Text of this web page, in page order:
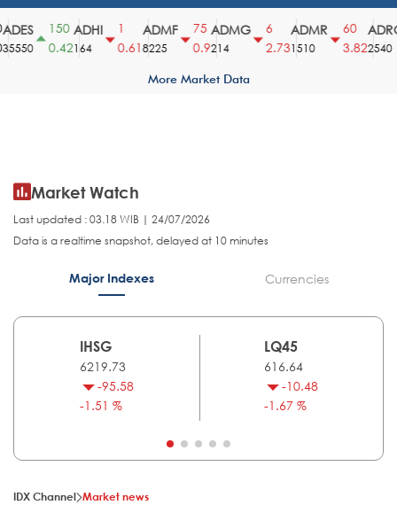
150
0.42
ADHI
164
0.61
ADMF
8225
75
0.9
ADMG
214
2.73
ADMR
1510
60
3.82
ADRO
2540
More Market Data
Market Watch
Last updated : 03.18 WIB | 24/07/2026
Data is a realtime snapshot, delayed at 10 minutes
Major Indexes Currencies
IHSG
6219.73
-95.58
-1.51 %
LQ45
616.64
-10.48
-1.67 %
IDX Channel Market news